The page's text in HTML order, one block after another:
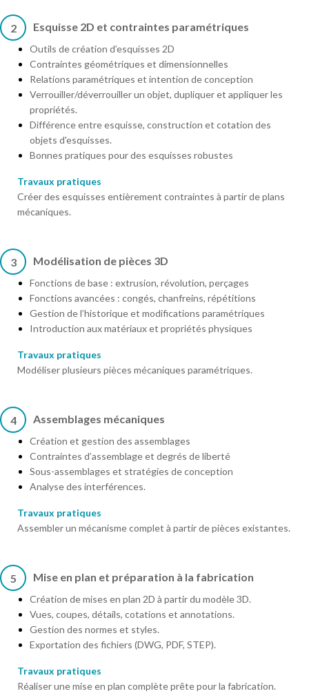
2 Esquisse 2D et contraintes paramétriques
Outils de création d’esquisses 2D
Contraintes géométriques et dimensionnelles
Relations paramétriques et intention de conception
Verrouiller/déverrouiller un objet, dupliquer et appliquer les
propriétés.
Différence entre esquisse, construction et cotation des
objets d'esquisses.
Bonnes pratiques pour des esquisses robustes
Travaux pratiques
Créer des esquisses entièrement contraintes à partir de plans
mécaniques.
3 Modélisation de pièces 3D
Fonctions de base : extrusion, révolution, perçages
Fonctions avancées : congés, chanfreins, répétitions
Gestion de l’historique et modifications paramétriques
Introduction aux matériaux et propriétés physiques
Travaux pratiques
Modéliser plusieurs pièces mécaniques paramétriques.
4 Assemblages mécaniques
Création et gestion des assemblages
Contraintes d’assemblage et degrés de liberté
Sous-assemblages et stratégies de conception
Analyse des interférences.
Travaux pratiques
Assembler un mécanisme complet à partir de pièces existantes.
5 Mise en plan et préparation à la fabrication
Création de mises en plan 2D à partir du modèle 3D.
Vues, coupes, détails, cotations et annotations.
Gestion des normes et styles.
Exportation des fichiers (DWG, PDF, STEP).
Travaux pratiques
Réaliser une mise en plan complète prête pour la fabrication.